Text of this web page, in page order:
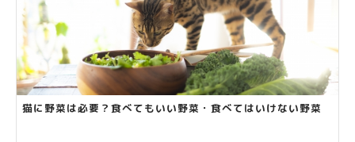
猫に野菜は必要？食べてもいい野菜・食べてはいけない野菜